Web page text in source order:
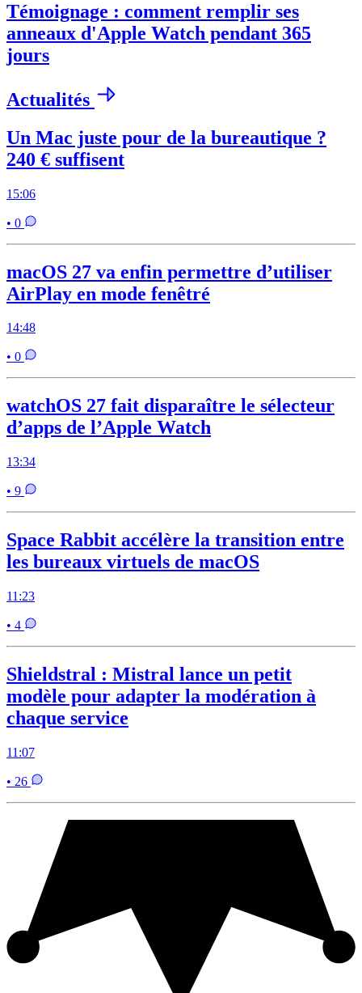
Témoignage : comment remplir ses
anneaux d'Apple Watch pendant 365
jours
Actualités
Un Mac juste pour de la bureautique ?
240 € suffisent
15:06
• 0
macOS 27 va enfin permettre d’utiliser
AirPlay en mode fenêtré
14:48
• 0
watchOS 27 fait disparaître le sélecteur
d’apps de l’Apple Watch
13:34
• 9
Space Rabbit accélère la transition entre
les bureaux virtuels de macOS
11:23
• 4
Shieldstral : Mistral lance un petit
modèle pour adapter la modération à
chaque service
11:07
• 26